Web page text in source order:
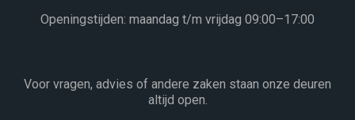
Openingstijden: maandag t/m vrijdag 09:00–17:00
Voor vragen, advies of andere zaken staan onze deuren
altijd open.